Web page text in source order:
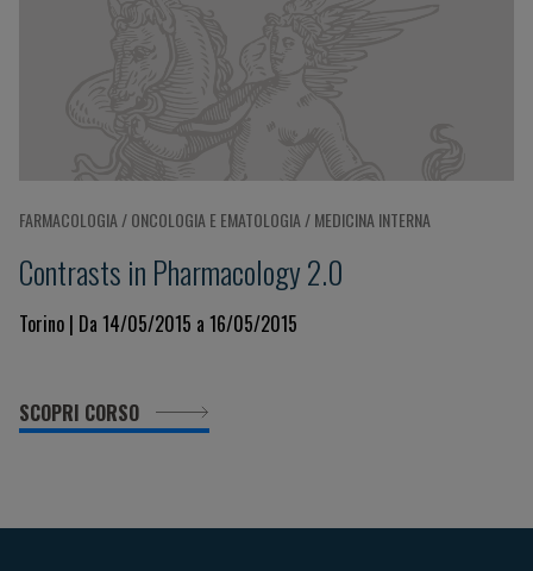
FARMACOLOGIA / ONCOLOGIA E EMATOLOGIA / MEDICINA INTERNA
Contrasts in Pharmacology 2.0
Torino | Da 14/05/2015 a 16/05/2015
SCOPRI CORSO